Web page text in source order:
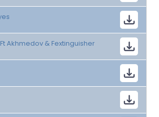
Akhmedov & Fextinguisher